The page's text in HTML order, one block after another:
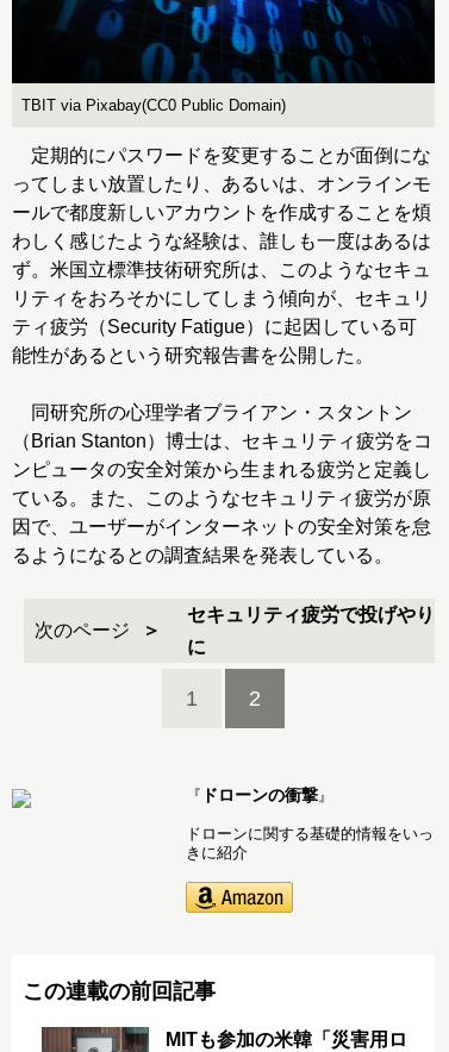
TBIT via Pixabay(CC0 Public Domain)
定期的にパスワードを変更することが面倒にな
ってしまい放置したり、あるいは、オンラインモ
ールで都度新しいアカウントを作成することを煩
わしく感じたような経験は、誰しも一度はあるは
ず。米国立標準技術研究所は、このようなセキュ
リティをおろそかにしてしまう傾向が、セキュリ
ティ疲労（Security Fatigue）に起因している可
能性があるという研究報告書を公開した。
同研究所の心理学者ブライアン・スタントン
（Brian Stanton）博士は、セキュリティ疲労をコ
ンピュータの安全対策から生まれる疲労と定義し
ている。また、このようなセキュリティ疲労が原
因で、ユーザーがインターネットの安全対策を怠
るようになるとの調査結果を発表している。
次のページ
セキュリティ疲労で投げやり
に
1 2
『 ドローンの衝撃』
ドローンに関する基礎的情報をいっ
きに紹介
この連載の前回記事
MITも参加の米韓「災害用ロ